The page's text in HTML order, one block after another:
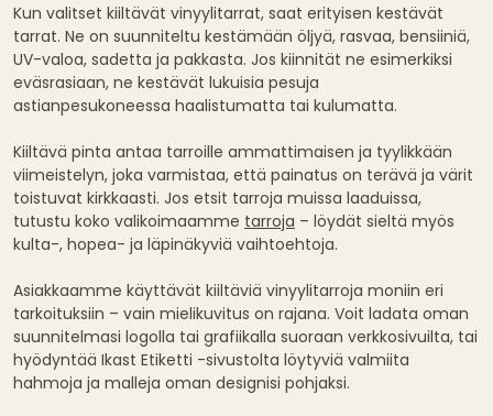
Kun valitset kiiltävät vinyylitarrat, saat erityisen kestävät
tarrat. Ne on suunniteltu kestämään öljyä, rasvaa, bensiiniä,
UV-valoa, sadetta ja pakkasta. Jos kiinnität ne esimerkiksi
eväsrasiaan, ne kestävät lukuisia pesuja
astianpesukoneessa haalistumatta tai kulumatta.
Kiiltävä pinta antaa tarroille ammattimaisen ja tyylikkään
viimeistelyn, joka varmistaa, että painatus on terävä ja värit
toistuvat kirkkaasti. Jos etsit tarroja muissa laaduissa,
tutustu koko valikoimaamme tarroja – löydät sieltä myös
kulta-, hopea- ja läpinäkyviä vaihtoehtoja.
Asiakkaamme käyttävät kiiltäviä vinyylitarroja moniin eri
tarkoituksiin – vain mielikuvitus on rajana. Voit ladata oman
suunnitelmasi logolla tai grafiikalla suoraan verkkosivuilta, tai
hyödyntää Ikast Etiketti -sivustolta löytyviä valmiita
hahmoja ja malleja oman designisi pohjaksi.